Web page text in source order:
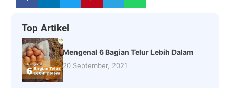
Top Artikel
Mengenal 6 Bagian Telur Lebih Dalam
20 September, 2021